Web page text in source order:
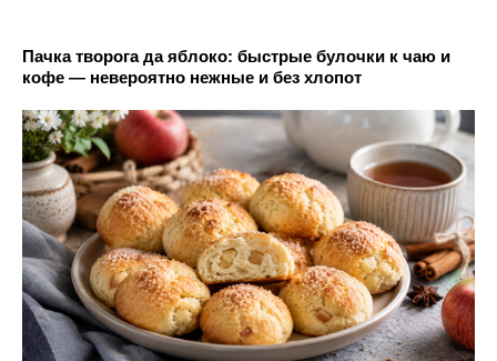
Пачка творога да яблоко: быстрые булочки к чаю и
кофе — невероятно нежные и без хлопот